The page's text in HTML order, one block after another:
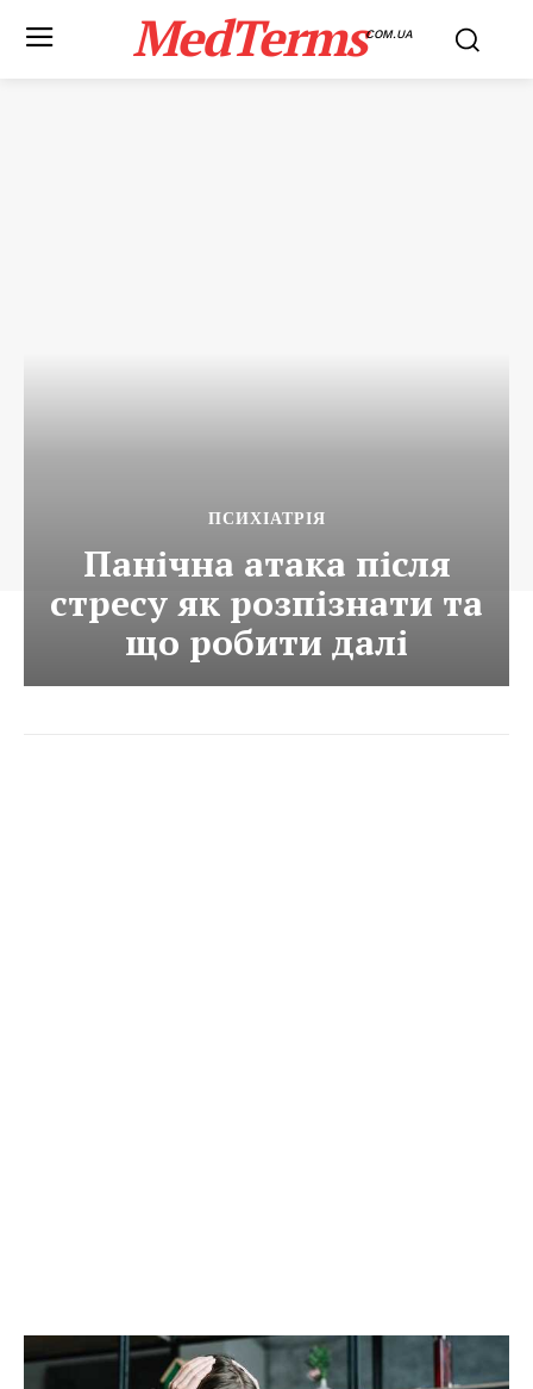
MedTermsCOM.UA
ПСИХІАТРІЯ
Панічна атака після
стресу як розпізнати та
що робити далі